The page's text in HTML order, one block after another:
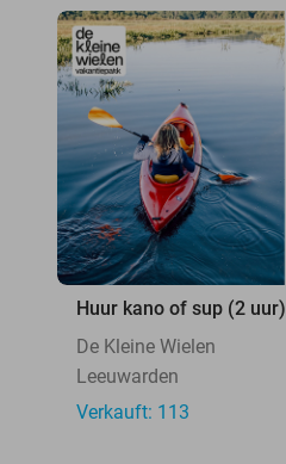
Huur kano of sup (2 uur)
De Kleine Wielen
Leeuwarden
Verkauft: 113